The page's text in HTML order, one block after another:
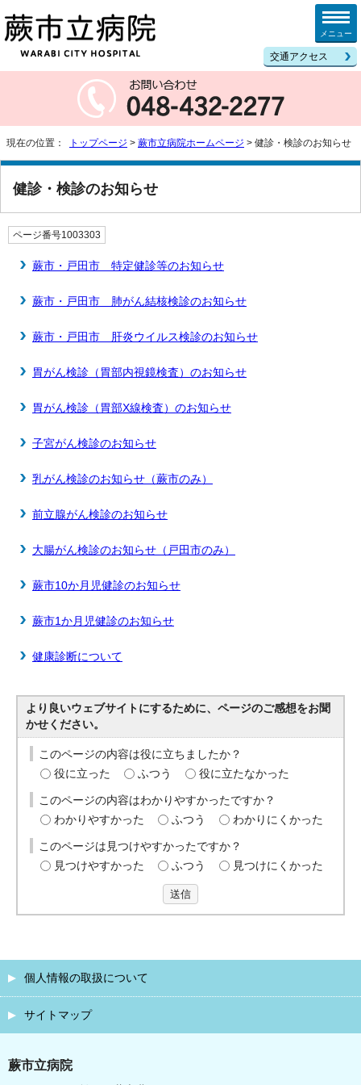
交通アクセス
メニュー
現在の位置： トップページ > 蕨市立病院ホームページ > 健診・検診のお知らせ
健診・検診のお知らせ
ページ番号1003303
蕨市・戸田市 特定健診等のお知らせ
蕨市・戸田市 肺がん結核検診のお知らせ
蕨市・戸田市 肝炎ウイルス検診のお知らせ
胃がん検診（胃部内視鏡検査）のお知らせ
胃がん検診（胃部X線検査）のお知らせ
子宮がん検診のお知らせ
乳がん検診のお知らせ（蕨市のみ）
前立腺がん検診のお知らせ
大腸がん検診のお知らせ（戸田市のみ）
蕨市10か月児健診のお知らせ
蕨市1か月児健診のお知らせ
健康診断について
より良いウェブサイトにするために、ページのご感想をお聞
かせください。
このページの内容は役に立ちましたか？
役に立った
ふつう 役に立たなかった
このページの内容はわかりやすかったですか？
わかりやすかった
ふつう わかりにくかった
このページは見つけやすかったですか？
見つけやすかった
ふつう 見つけにくかった
送信
個人情報の取扱について
サイトマップ
蕨市立病院